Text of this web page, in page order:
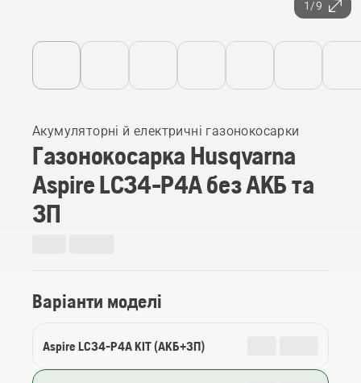
1/9
Акумуляторні й електричні газонокосарки
Газонокосарка Husqvarna
Aspire LC34-P4A без АКБ та
ЗП
Варіанти моделі
Aspire LC34-P4A KIT (АКБ+ЗП)